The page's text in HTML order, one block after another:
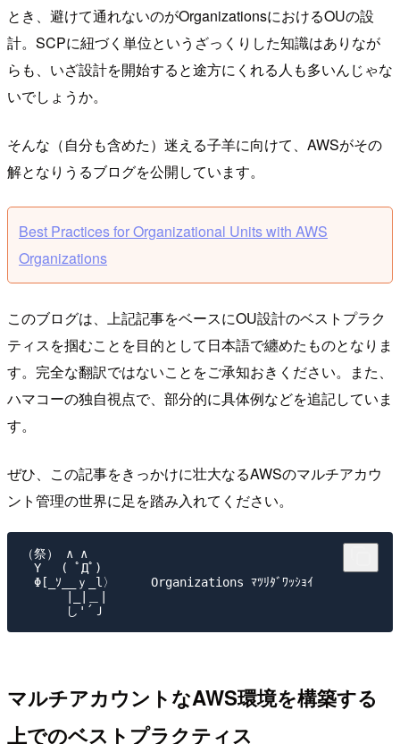
とき、避けて通れないのがOrganizationsにおけるOUの設
計。SCPに紐づく単位というざっくりした知識はありなが
らも、いざ設計を開始すると途方にくれる人も多いんじゃな
いでしょうか。
そんな（自分も含めた）迷える子羊に向けて、AWSがその
解となりうるブログを公開しています。
Best Practices for Organizational Units with AWS
Organizations
このブログは、上記記事をベースにOU設計のベストプラク
ティスを掴むことを目的として日本語で纏めたものとなりま
す。完全な翻訳ではないことをご承知おきください。また、
ハマコーの独自視点で、部分的に具体例などを追記していま
す。
ぜひ、この記事をきっかけに壮大なるAWSのマルチアカウ
ント管理の世界に足を踏み入れてください。
（祭） ∧ ∧
Y　 ( ﾟДﾟ)
Φ[_ｿ__ｙ_l〉     Organizations ﾏﾂﾘﾀﾞﾜｯｼｮｲ
マルチアカウントなAWS環境を構築する
上でのベストプラクティス